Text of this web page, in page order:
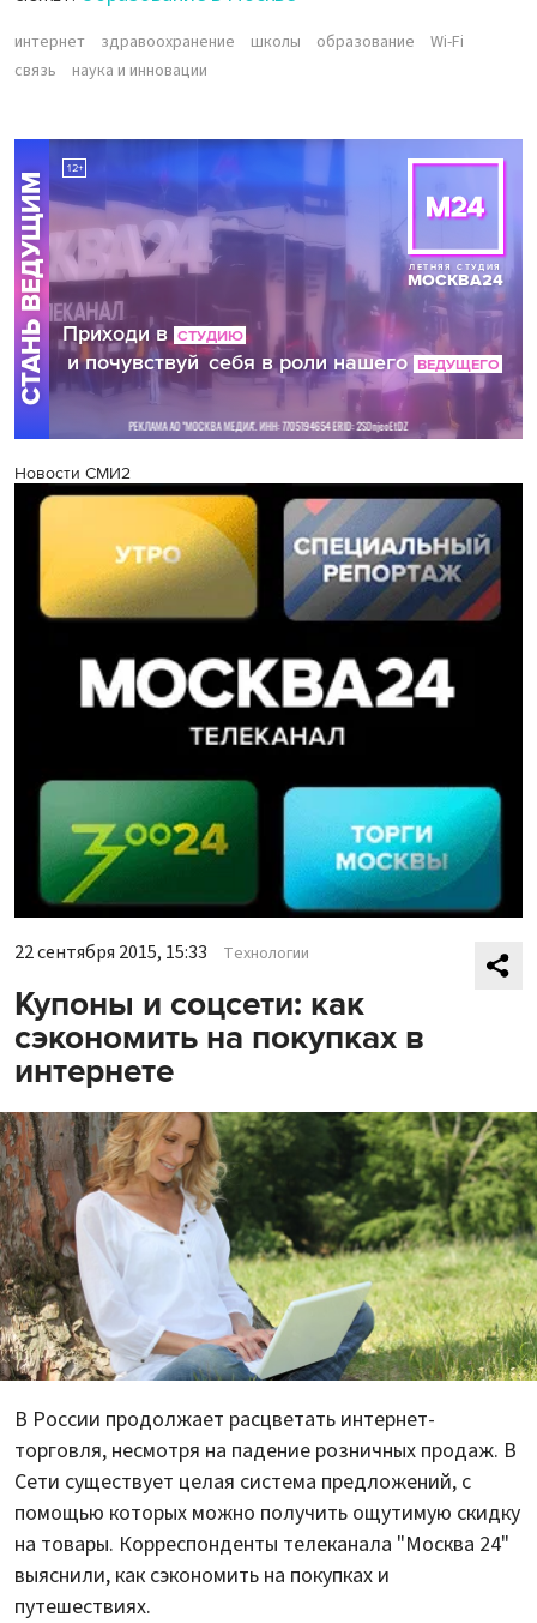
интернет здравоохранение школы образование
Wi-Fi
связь
наука и инновации
Новости СМИ2
22 сентября 2015, 15:33 Технологии
Купоны и соцсети: как
сэкономить на покупках в
интернете
В России продолжает расцветать интернет-
торговля, несмотря на падение розничных продаж. В
Сети существует целая система предложений, с
помощью которых можно получить ощутимую скидку
на товары. Корреспонденты телеканала "Москва 24"
выяснили, как сэкономить на покупках и
путешествиях.